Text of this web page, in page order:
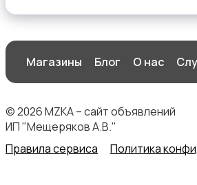
Магазины Блог О нас
© 2026 MZKA – сайт объявлений
ИП "Мещеряков А.В."
Правила сервиса
Политика